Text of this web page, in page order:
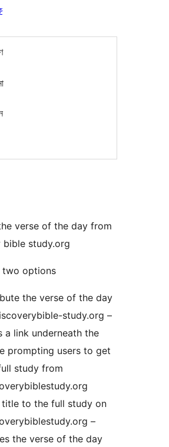
verse of the day from
bible study.org
two options
the verse of the day
study.org –
a link underneath the
prompting users to get
study from
title to the full study on
–
the verse of the day